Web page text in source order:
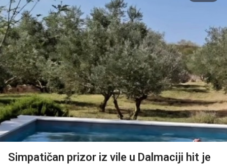
Simpatičan prizor iz vile u Dalmaciji hit je